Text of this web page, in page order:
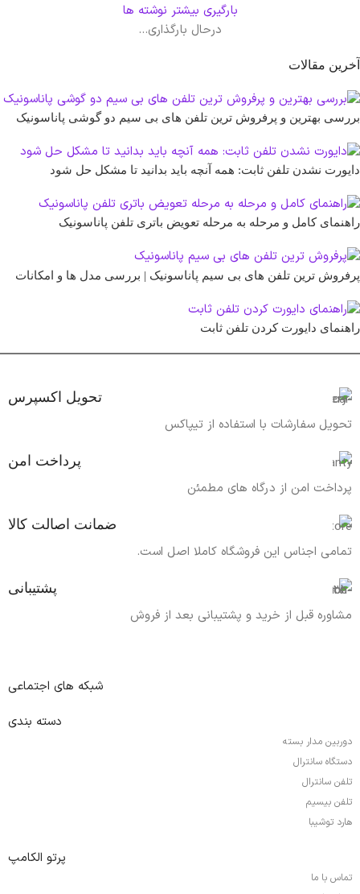
بارگیری بیشتر نوشته ها
درحال بارگذاری...
آخرین مقالات
بررسی بهترین و پرفروش ترین تلفن های بی سیم دو گوشی پاناسونیک
دایورت نشدن تلفن ثابت: همه آنچه باید بدانید تا مشکل حل شود
راهنمای کامل و مرحله به مرحله تعویض باتری تلفن پاناسونیک
پرفروش‌ ترین تلفن‌ های بی‌ سیم پاناسونیک | بررسی مدل‌ ها و امکانات
راهنمای دایورت کردن تلفن ثابت
تحویل اکسپرس
تحویل سفارشات با استفاده از تیپاکس
پرداخت امن
پرداخت امن از درگاه های مطمئن
ضمانت اصالت کالا
تمامی اجناس این فروشگاه کاملا اصل است.
پشتیبانی
مشاوره قبل از خرید و پشتیبانی بعد از فروش
شبکه های اجتماعی
دسته بندی
دوربین مدار بسته
دستگاه سانترال
تلفن سانترال
تلفن بیسیم
هارد توشیبا
پرتو الکامپ
تماس با ما